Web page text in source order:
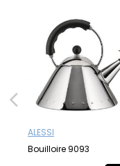
ALESSI
Bouilloire 9093